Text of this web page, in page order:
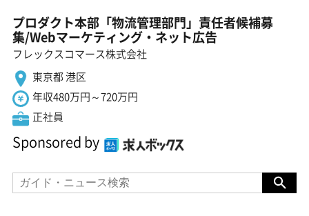
プロダクト本部「物流管理部門」責任者候補募
集/Webマーケティング・ネット広告
フレックスコマース株式会社
東京都 港区
年収480万円～720万円
正社員
Sponsored by